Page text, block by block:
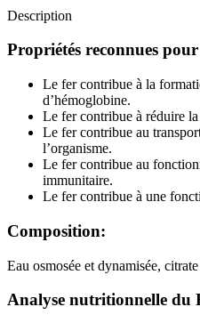
Description
Propriétés reconnues
Le fer contribue à la
d’hémoglobine.
Le fer contribue à réduire
Le fer contribue au
l’organisme.
Le fer contribue au
immunitaire.
Le fer contribue à une
Composition:
Eau osmosée et dynamisée,
Analyse nutritionnelle du